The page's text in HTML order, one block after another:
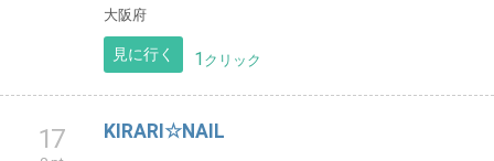
大阪府
見に行く 1 クリック
17 KIRARI☆NAIL